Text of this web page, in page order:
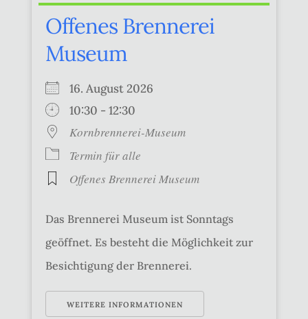
Offenes Brennerei
Museum
16. August 2026
10:30 - 12:30
Kornbrennerei-Museum
Termin für alle
Offenes Brennerei Museum
Das Brennerei Museum ist Sonntags
geöffnet. Es besteht die Möglichkeit zur
Besichtigung der Brennerei.
WEITERE INFORMATIONEN